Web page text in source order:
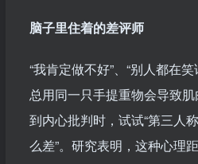
脑子里住着的差评师
“我肯定做不好”、“别人都在
总用同一只手提重物会导致
到内心批判时，试试“第三人
么差”。研究表明，这种心理